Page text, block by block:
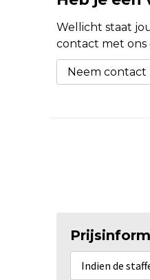
Wellicht staat
contact met ons
Neem contact
Indien de